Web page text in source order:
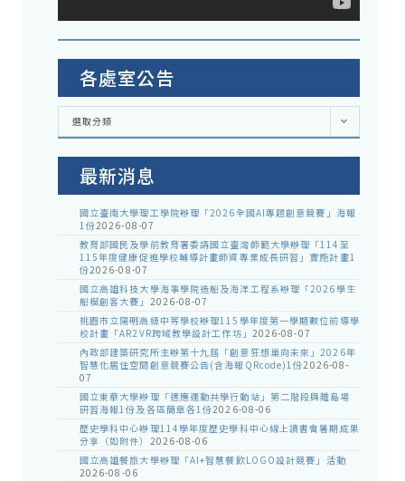
各處室公告
各
室
選取分類
最新消息
國立臺南大學理工學院辦理「2026全國AI專題創意競賽」海報
1份2026-08-07
教育部國民及學前教育署委請國立臺灣師範大學辦理「114至
115年度健康促進學校輔導計畫師資專業成長研習」實施計畫1
份2026-08-07
國立高雄科技大學海事學院造船及海洋工程系辦理「2026學生
船模創客大賽」 2026-08-07
桃園市立陽明高級中等學校辦理115學年度第一學期數位前導學
校計畫「AR2VR跨域教學設計工作坊」 2026-08-07
內政部建築研究所主辦第十九屆「創意狂想巢向未來」2026年
智慧化居住空間創意競賽公告(含海報QRcode)1份2026-08-
07
國立東華大學辦理「適應運動共學行動站」第二階段與離島場
研習海報1份及各區簡章各1份2026-08-06
歷史學科中心辦理114學年度歷史學科中心線上讀書會暑期成果
分享（如附件） 2026-08-06
國立高雄餐旅大學辦理「AI+智慧餐飲LOGO設計競賽」活動
2026-08-06